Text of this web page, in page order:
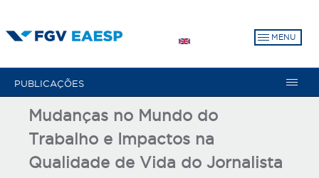
para
MENU
PUBLICAÇÕES
Mudanças no Mundo do
Trabalho e Impactos na
Qualidade de Vida do Jornalista